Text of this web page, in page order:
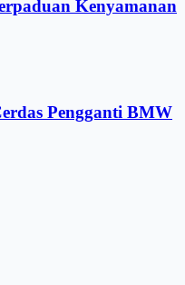
Kenyamanan
Pengganti BMW